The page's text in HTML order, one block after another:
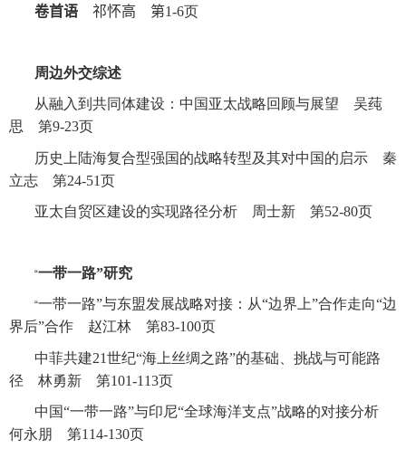
卷首语 祁怀高 第1-6页
周边外交综述
从融入到共同体建设：中国亚太战略回顾与展望 吴莼
思 第9-23页
历史上陆海复合型强国的战略转型及其对中国的启示 秦
立志 第24-51页
亚太自贸区建设的实现路径分析 周士新 第52-80页
“一带一路”研究
“一带一路”与东盟发展战略对接：从“边界上”合作走向“边
界后”合作 赵江林 第83-100页
中菲共建21世纪“海上丝绸之路”的基础、挑战与可能路
径 林勇新 第101-113页
中国“一带一路”与印尼“全球海洋支点”战略的对接分析
何永朋 第114-130页